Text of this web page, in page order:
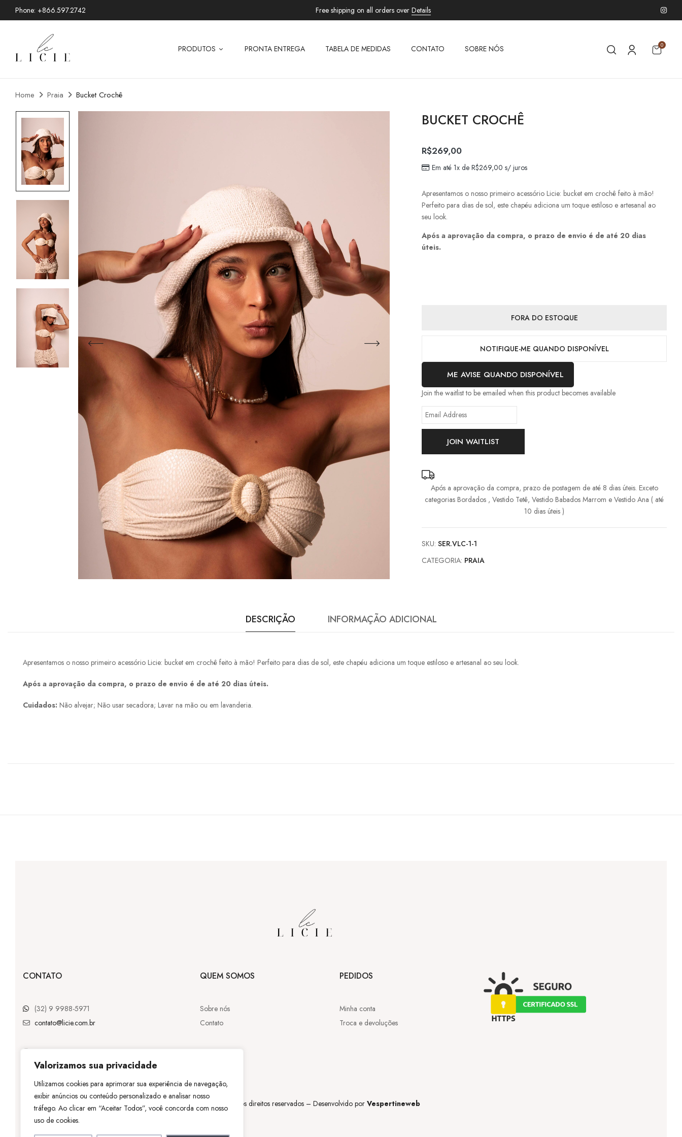
Valorizamos sua privacidade
Utilizamos cookies para aprimorar sua experiência de navegação,
exibir anúncios ou conteúdo personalizado e analisar nosso
tráfego. Ao clicar em “Aceitar Todos”, você concorda com nosso
uso de cookies.
Phone: +866.597.2742 Free shipping on all orders over Details
PRODUTOS PRONTA ENTREGA TABELA DE MEDIDAS CONTATO SOBRE NÓS 0
Home Praia Bucket Crochê
BUCKET CROCHÊ
R$269,00
Em até 1x de R$269,00 s/ juros
Apresentamos o nosso primeiro acessório Licie: bucket em crochê feito à mão!
Perfeito para dias de sol, este chapéu adiciona um toque estiloso e artesanal ao
seu look.
Após a aprovação da compra, o prazo de envio é de até 20 dias
úteis.
FORA DO ESTOQUE
NOTIFIQUE-ME QUANDO DISPONÍVEL
ME AVISE QUANDO DISPONÍVEL
Join the waitlist to be emailed when this product becomes available
Enter
your
address
join
the
waitlist
for
product
JOIN WAITLIST
Após a aprovação da compra, prazo de postagem de até 8 dias úteis. Exceto
categorias Bordados , Vestido Tetê, Vestido Babados Marrom e Vestido Ana ( até
10 dias úteis )
SKU:SER.VLC-1-1
CATEGORIA: PRAIA
DESCRIÇÃO INFORMAÇÃO ADICIONAL
Apresentamos o nosso primeiro acessório Licie: bucket em crochê feito à mão! Perfeito para dias de sol, este chapéu adiciona um toque estiloso e artesanal ao seu look.
Após a aprovação da compra, o prazo de envio é de até 20 dias úteis.
Cuidados: Não alvejar; Não usar secadora; Lavar na mão ou em lavanderia.
CONTATO
(32) 9 9988-5971
contato@licie.com.br
@licie.lc
QUEM SOMOS
Sobre nós
Contato
PEDIDOS
Minha conta
Troca e devoluções
© – Todos os direitos reservados – Desenvolvido por Vespertineweb